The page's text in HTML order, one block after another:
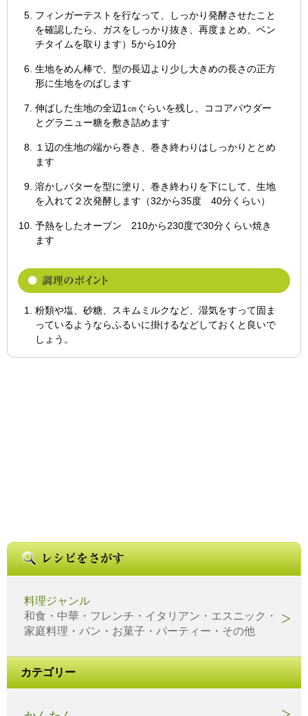
フィンガーテストを行なって、しっかり発酵させたこと
を確認したら、ガスをしっかり抜き、再度まとめ、ベン
チタイムを取ります）5から10分
生地をめん棒で、型の長辺より少し大きめの長さの正方
形に生地をのばします
伸ばした生地の全辺1㎝ぐらいを残し、ココアパウダー
とグラニュー糖を敷き詰めます
１辺の生地の端から巻き、巻き終わりはしっかりととめ
ます
溶かしバターを型に塗り、巻き終わりを下にして、生地
を入れて２次発酵します（32から35度 40分くらい）
予熱をしたオーブン 210から230度で30分くらい焼き
ます
粉類や塩、砂糖、スキムミルクなど、湿気をすって固ま
っているようならふるいに掛けるなどしておくと良いで
しょう。
料理ジャンル
和食・中華・フレンチ・イタリアン・エスニック・
家庭料理・パン・お菓子・パーティー・その他
カテゴリー